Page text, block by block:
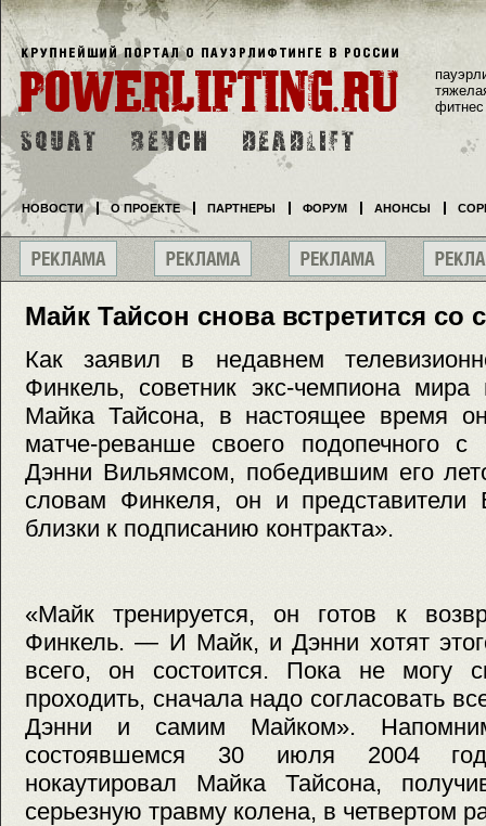
Майк Тайсон снова встретится
Как заявил в недавнем
Финкель, советник экс-чемпиона
Майка Тайсона, в настоящее время
матче-реванше своего подопечного с
Дэнни Вильямсом, победившим его
словам Финкеля, он и представители
близки к подписанию контракта».
«Майк тренируется, он готов к
Финкель. — И Майк, и Дэнни хотят
всего, он состоится. Пока не могу
проходить, сначала надо согласовать
Дэнни и самим Майком».
состоявшемся 30 июля 2004
нокаутировал Майка Тайсона,
серьезную травму колена, в четвертом
фитнес
НОВОСТИ О ПРОЕКТЕ ПАРТНЕРЫ ФОРУМ АНОНСЫ